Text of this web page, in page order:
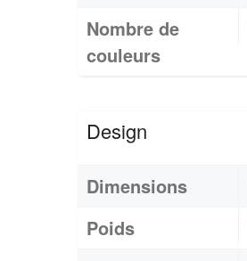
Nombre de
couleurs
Design
Dimensions
Poids